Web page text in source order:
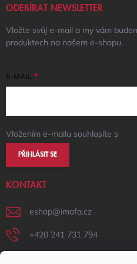
ODEBÍRAT NEWSLETTER
Vložte svůj e-mail a my vám
produktech na našem e-shopu.
E-MAIL
Vložením e-mailu souhlasíte s
PŘIHLÁSIT SE
KONTAKT
eshop@imofa.cz
+420 241 731 794